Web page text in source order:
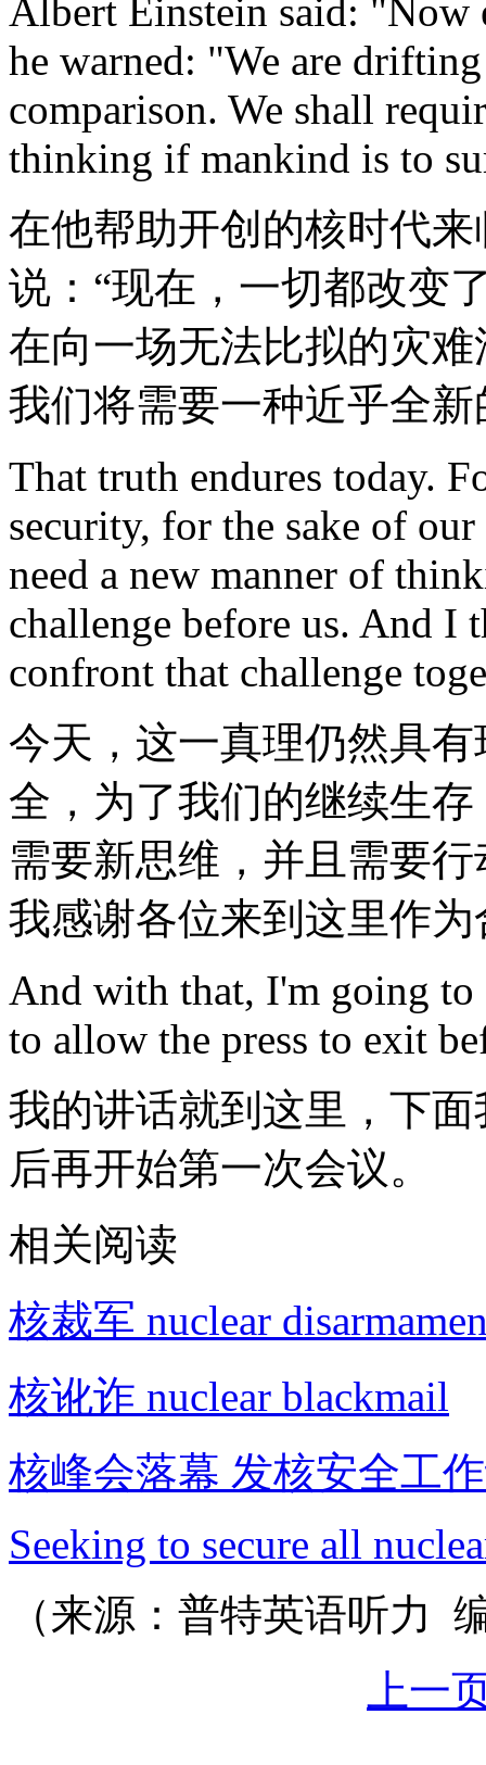
Albert Einstein said:
he warned: "We are
comparison. We shall
thinking if mankind is to
在他帮助开创的核时代
说：“现在，一切都改变
在向一场无法比拟的灾
我们将需要一种近乎全
That truth endures today.
security, for the sake of
need a new manner of
challenge before us. And I
confront that challenge
今天，这一真理仍然具
全，为了我们的继续生
需要新思维，并且需要
我感谢各位来到这里作
And with that, I'm going to
to allow the press to exit
我的讲话就到这里，下
后再开始第一次会议。
相关阅读
核裁军 nuclear
核讹诈 nuclear blackmail
核峰会落幕 发核安全工
Seeking to secure all
（来源：普特英语听力
上一